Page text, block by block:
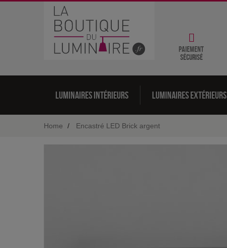
Paiement
sécurisé
Luminaires intérieurs Luminaires extérieurs
Home Encastré LED Brick argent